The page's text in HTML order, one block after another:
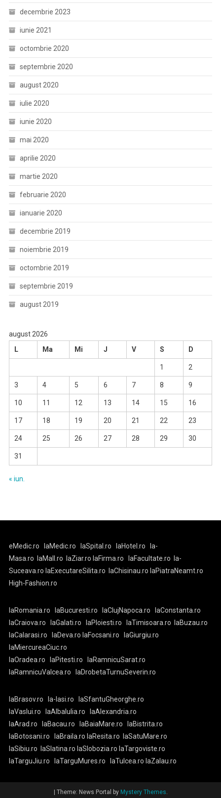
decembrie 2023
iunie 2021
octombrie 2020
septembrie 2020
august 2020
iulie 2020
iunie 2020
mai 2020
aprilie 2020
martie 2020
februarie 2020
ianuarie 2020
decembrie 2019
noiembrie 2019
octombrie 2019
septembrie 2019
august 2019
august 2026
L
Ma Mi J V S D
1 2
3 4 5 6 7 8 9
10 11 12 13 14 15 16
17 18 19 20 21 22 23
24 25 26 27 28 29 30
31
« iun.
eMedic.ro laMedic.ro laSpital.ro laHotel.ro
la-
Masa.ro
laMall.ro laZiar.ro laFirma.ro laFacultate.ro
la-
Suceava.ro laExecutareSilita.ro laChisinau.ro laPiatraNeamt.ro
High-Fashion.ro
laRomania.ro laBucuresti.ro laClujNapoca.ro
laConstanta.ro
laCraiova.ro
laGalati.ro laPloiesti.ro laTimisoara.ro
laBuzau.ro
laCalarasi.ro
laDeva.ro laFocsani.ro
laGiurgiu.ro
laMiercureaCiuc.ro
laOradea.ro
laPitesti.ro
laRamnicuSarat.ro
laRamnicuValcea.ro
laDrobetaTurnuSeverin.ro
laBrasov.ro la-Iasi.ro
laSfantuGheorghe.ro
laVaslui.ro
laAlbaIulia.ro
laAlexandria.ro
laArad.ro
laBacau.ro laBaiaMare.ro
laBistrita.ro
laBotosani.ro
laBraila.ro laResita.ro
laSatuMare.ro
laSibiu.ro
laSlatina.ro laSlobozia.ro laTargoviste.ro
laTarguJiu.ro
laTarguMures.ro laTulcea.ro laZalau.ro
Theme: News Portal by Mystery Themes.